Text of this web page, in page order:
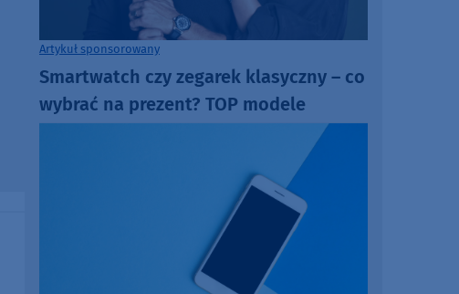
Artykuł sponsorowany
Smartwatch czy zegarek klasyczny – co
wybrać na prezent? TOP modele